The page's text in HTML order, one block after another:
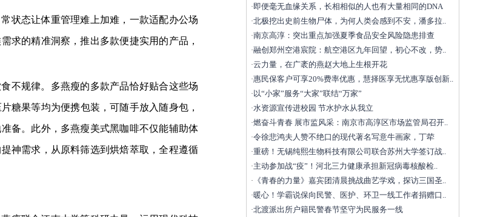
状态让体重管理难上加难，一款适配办公场
求的精准洞察，推出多款便捷实用的产品，
不规律。多燕瘦的多款产品恰好贴合这些场
糖果等均为便携包装，可随手放入随身包，
备。此外，多燕瘦美式黑咖啡不仅能辅助体
神需求，从原料筛选到烘焙萃取，全程遵循
·即便毫无血缘关系，长相相似的人也有大量相同的DNA
·北极挖出史前生物尸体，为何人类会感到不安，潘多拉..
·南京高淳：突出重点加强夏季食品安全风险隐患排查
·融创郑州空港宸院：航空港区九年回望，初心不改，势..
·云力量，在广袤的燕赵大地上生根开花
·惠民保客户可享20%费率优惠，慧择医享无忧惠享版创新..
· 以“小家”服务“大家”联结“万家”
·水资源宣传进校园 节水护水从我立
·燃奋斗青春 展市监风采：南京市高淳区市场监管局召开..
·令徐悲鸿夫人赞不绝口的现代著名写意牛画家，丁荦
·重磅！无锡纯熙生物科技有限公司联合苏州大学签订战..
·主动参加战“疫”！河北三力健康承担新冠病毒核酸检..
· 《青春的力量》嘉宾团清晨挑战曲艺学戏，探访三国圣..
·暖心！学霸说保向民警、医护、环卫一线工作者捐赠口..
·北渡派出所户籍民警春节坚守为民服务一线